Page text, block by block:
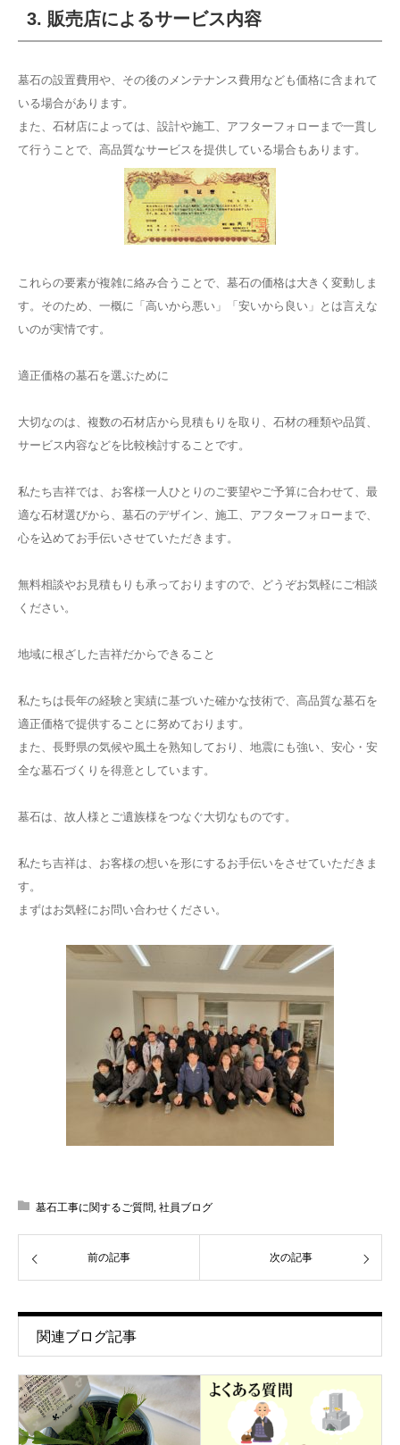
3. 販売店によるサービス内容
墓石の設置費用や、その後のメンテナンス費用なども価格に含まれて
いる場合があります。
また、石材店によっては、設計や施工、アフターフォローまで一貫し
て行うことで、高品質なサービスを提供している場合もあります。
これらの要素が複雑に絡み合うことで、墓石の価格は大きく変動しま
す。そのため、一概に「高いから悪い」「安いから良い」とは言えな
いのが実情です。
適正価格の墓石を選ぶために
大切なのは、複数の石材店から見積もりを取り、石材の種類や品質、
サービス内容などを比較検討することです。
私たち吉祥では、お客様一人ひとりのご要望やご予算に合わせて、最
適な石材選びから、墓石のデザイン、施工、アフターフォローまで、
心を込めてお手伝いさせていただきます。
無料相談やお見積もりも承っておりますので、どうぞお気軽にご相談
ください。
地域に根ざした吉祥だからできること
私たちは長年の経験と実績に基づいた確かな技術で、高品質な墓石を
適正価格で提供することに努めております。
また、長野県の気候や風土を熟知しており、地震にも強い、安心・安
全な墓石づくりを得意としています。
墓石は、故人様とご遺族様をつなぐ大切なものです。
私たち吉祥は、お客様の想いを形にするお手伝いをさせていただきま
す。
まずはお気軽にお問い合わせください。
墓石工事に関するご質問, 社員ブログ
前の記事 次の記事
関連ブログ記事